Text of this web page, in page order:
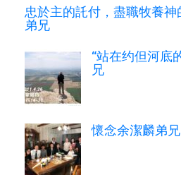
忠於主的託付，盡職牧養
弟兄
“站在约但河底
兄
懷念余潔麟弟